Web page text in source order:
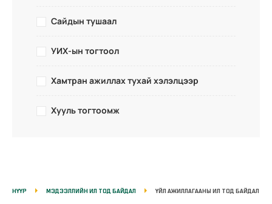
Сайдын тушаал
УИХ-ын тогтоол
Хамтран ажиллах тухай хэлэлцээр
Хууль тогтоомж
НҮҮР МЭДЭЭЛЛИЙН ИЛ ТОД БАЙДАЛ ҮЙЛ АЖИЛЛАГААНЫ ИЛ ТОД БАЙДАЛ